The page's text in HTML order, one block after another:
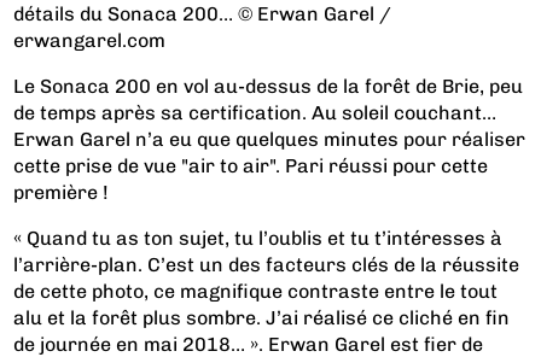
détails du Sonaca 200… © Erwan Garel /
erwangarel.com
Le Sonaca 200 en vol au-dessus de la forêt de Brie, peu
de temps après sa certification. Au soleil couchant…
Erwan Garel n’a eu que quelques minutes pour réaliser
cette prise de vue "air to air". Pari réussi pour cette
première !
« Quand tu as ton sujet, tu l’oublis et tu t’intéresses à
l’arrière-plan. C’est un des facteurs clés de la réussite
de cette photo, ce magnifique contraste entre le tout
alu et la forêt plus sombre. J’ai réalisé ce cliché en fin
de journée en mai 2018… ». Erwan Garel est fier de